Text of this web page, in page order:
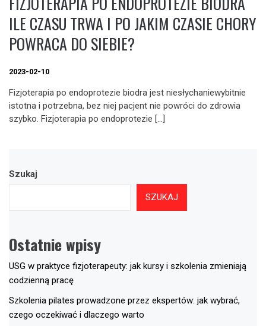
ILE CZASU TRWA I PO JAKIM CZASIE CHORY
POWRACA DO SIEBIE?
2023-02-10
Fizjoterapia po endoprotezie biodra jest niesłychaniewybitnie
istotna i potrzebna, bez niej pacjent nie powróci do zdrowia
szybko. Fizjoterapia po endoprotezie […]
Szukaj
SZUKAJ
Ostatnie wpisy
USG w praktyce fizjoterapeuty: jak kursy i szkolenia zmieniają
codzienną pracę
Szkolenia pilates prowadzone przez ekspertów: jak wybrać,
czego oczekiwać i dlaczego warto